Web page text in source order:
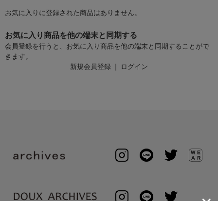
お気に入りに登録された商品はありません。
お気に入り商品を他の端末と同期する
会員登録を行うと、お気に入り商品を他の端末と同期することがで
きます。
新規会員登録 ｜ ログイン